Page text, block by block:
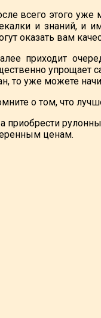
всего этого уже
и знаний, и
оказать вам
приходит
упрощает
то уже можете
о том, что
приобрести
ценам.